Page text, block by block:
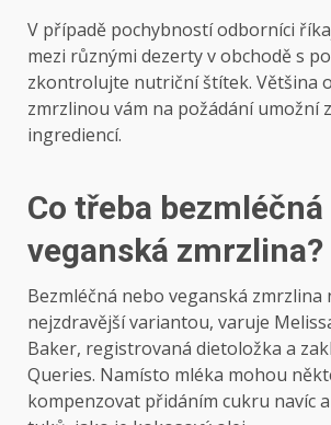
V případě pochybností odborníci
mezi různými dezerty v obchodě s
zkontrolujte nutriční štítek. Většina
zmrzlinou vám na požádání umožní
ingrediencí.
Co třeba bezmléčná
veganská zmrzlina?
Bezmléčná nebo veganská zmrzlina
nejzdravější variantou, varuje
Baker, registrovaná dietoložka a
Queries. Namísto mléka mohou
kompenzovat přidáním cukru navíc